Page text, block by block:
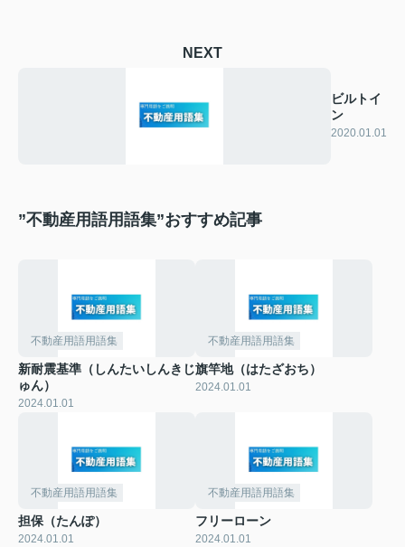
NEXT
ビルトイ
ン
2020.01.01
”不動産用語用語集”おすすめ記事
不動産用語用語集
新耐震基準（しんたいしんきじ
ゅん）
2024.01.01
不動産用語用語集
旗竿地（はたざおち）
2024.01.01
不動産用語用語集
担保（たんぽ）
2024.01.01
不動産用語用語集
フリーローン
2024.01.01